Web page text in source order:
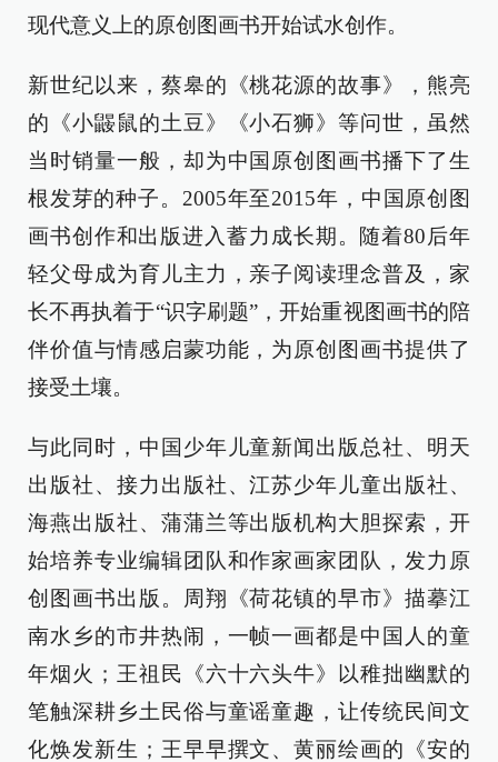
现代意义上的原创图画书开始试水创作。
新世纪以来，蔡皋的《桃花源的故事》，熊亮
的《小鼹鼠的土豆》《小石狮》等问世，虽然
当时销量一般，却为中国原创图画书播下了生
根发芽的种子。2005年至2015年，中国原创图
画书创作和出版进入蓄力成长期。随着80后年
轻父母成为育儿主力，亲子阅读理念普及，家
长不再执着于“识字刷题”，开始重视图画书的陪
伴价值与情感启蒙功能，为原创图画书提供了
接受土壤。
与此同时，中国少年儿童新闻出版总社、明天
出版社、接力出版社、江苏少年儿童出版社、
海燕出版社、蒲蒲兰等出版机构大胆探索，开
始培养专业编辑团队和作家画家团队，发力原
创图画书出版。周翔《荷花镇的早市》描摹江
南水乡的市井热闹，一帧一画都是中国人的童
年烟火；王祖民《六十六头牛》以稚拙幽默的
笔触深耕乡土民俗与童谣童趣，让传统民间文
化焕发新生；王早早撰文、黄丽绘画的《安的